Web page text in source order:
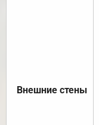
Внешние стены